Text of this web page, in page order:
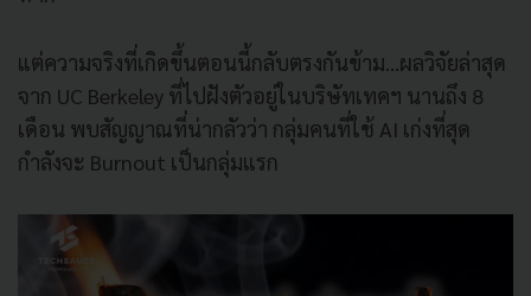
แต่ความจริงที่เกิดขึ้นตอนนี้กลับตรงกันข้าม…ผลวิจัยล่าสุด
จาก UC Berkeley ที่ไปฝังตัวอยู่ในบริษัทเทคฯ นานถึง 8
เดือน พบสัญญาณที่น่ากลัวว่า กลุ่มคนที่ใช้ AI เก่งที่สุด
กำลังจะ Burnout เป็นกลุ่มแรก